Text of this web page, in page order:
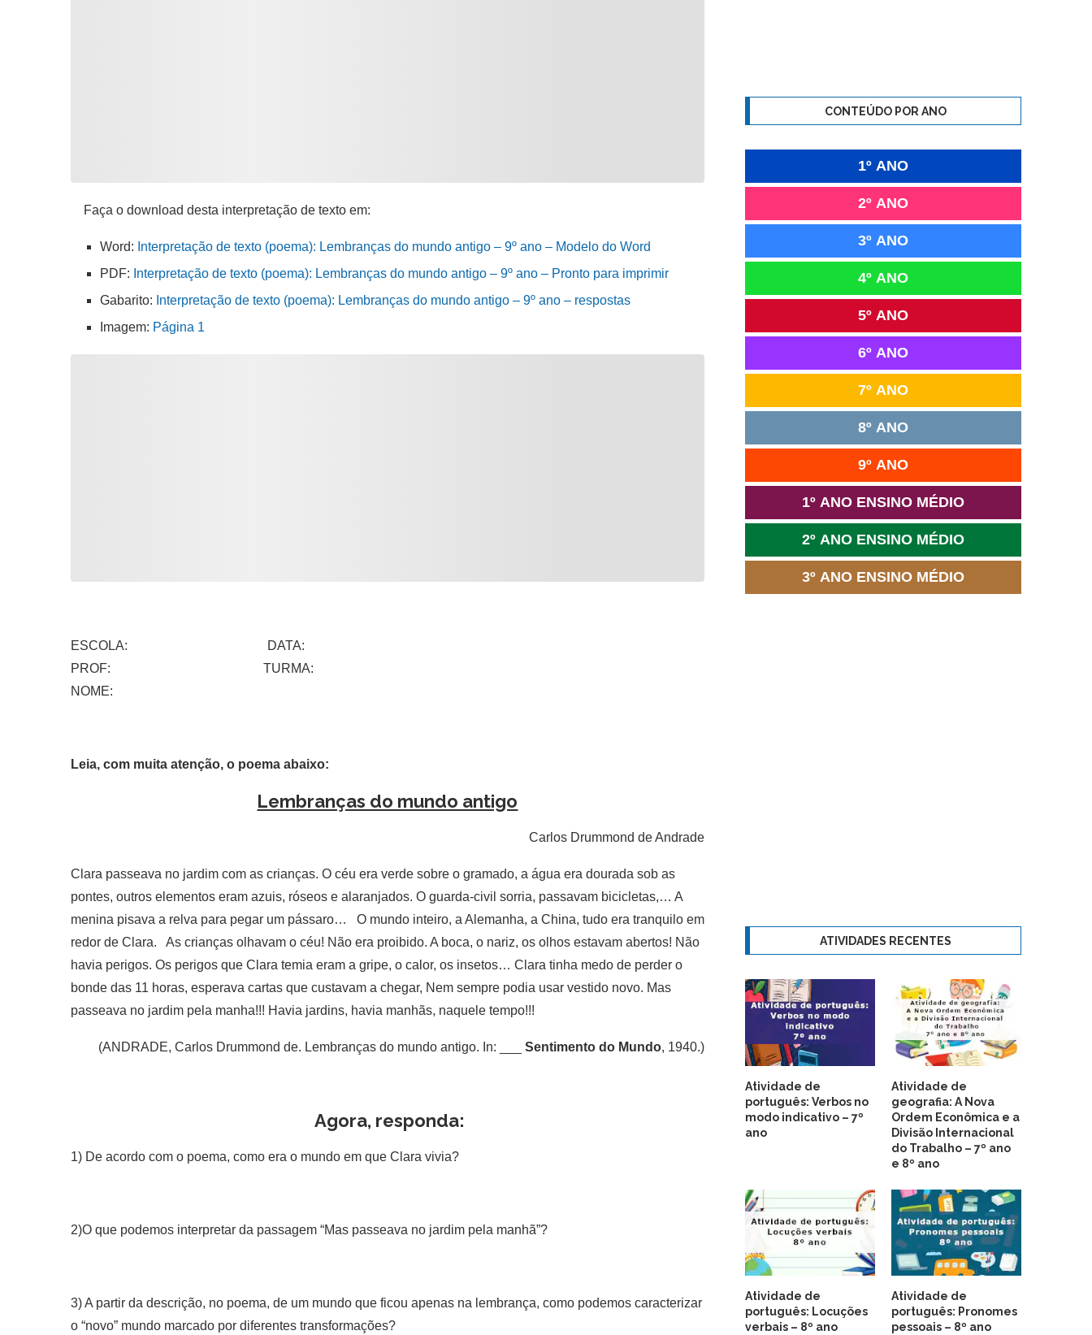
Faça o download desta interpretação de texto em:
Word: Interpretação de texto (poema): Lembranças do mundo antigo – 9º ano – Modelo do Word
PDF: Interpretação de texto (poema): Lembranças do mundo antigo – 9º ano – Pronto para imprimir
Gabarito: Interpretação de texto (poema): Lembranças do mundo antigo – 9º ano – respostas
Imagem: Página 1
ESCOLA: DATA:
PROF: TURMA:
NOME:
Leia, com muita atenção, o poema abaixo:
Lembranças do mundo antigo
Carlos Drummond de Andrade
Clara passeava no jardim com as crianças. O céu era verde sobre o gramado, a água era dourada sob as
pontes, outros elementos eram azuis, róseos e alaranjados. O guarda-civil sorria, passavam bicicletas,… A
menina pisava a relva para pegar um pássaro… O mundo inteiro, a Alemanha, a China, tudo era tranquilo em
redor de Clara. As crianças olhavam o céu! Não era proibido. A boca, o nariz, os olhos estavam abertos! Não
havia perigos. Os perigos que Clara temia eram a gripe, o calor, os insetos… Clara tinha medo de perder o
bonde das 11 horas, esperava cartas que custavam a chegar, Nem sempre podia usar vestido novo. Mas
passeava no jardim pela manha!!! Havia jardins, havia manhãs, naquele tempo!!!
(ANDRADE, Carlos Drummond de. Lembranças do mundo antigo. In: ___ Sentimento do Mundo, 1940.)
Agora, responda:
1) De acordo com o poema, como era o mundo em que Clara vivia?
2)O que podemos interpretar da passagem “Mas passeava no jardim pela manhã”?
3) A partir da descrição, no poema, de um mundo que ficou apenas na lembrança, como podemos caracterizar
o “novo” mundo marcado por diferentes transformações?
CONTEÚDO POR ANO
1º ANO
2º ANO
3º ANO
4º ANO
5º ANO
6º ANO
7º ANO
8º ANO
9º ANO
1º ANO ENSINO MÉDIO
2º ANO ENSINO MÉDIO
3º ANO ENSINO MÉDIO
ATIVIDADES RECENTES
Atividade de
português: Verbos no
modo indicativo – 7º
ano
Atividade de
geografia: A Nova
Ordem Econômica e a
Divisão Internacional
do Trabalho – 7º ano
e 8º ano
Atividade de
português: Locuções
verbais – 8º ano
Atividade de
português: Pronomes
pessoais – 8º ano